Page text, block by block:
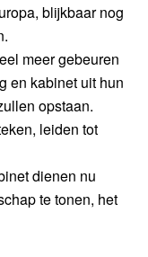
blijkbaar nog
meer gebeuren
en kabinet uit hun
opstaan.
leiden tot
dienen nu
te tonen, het